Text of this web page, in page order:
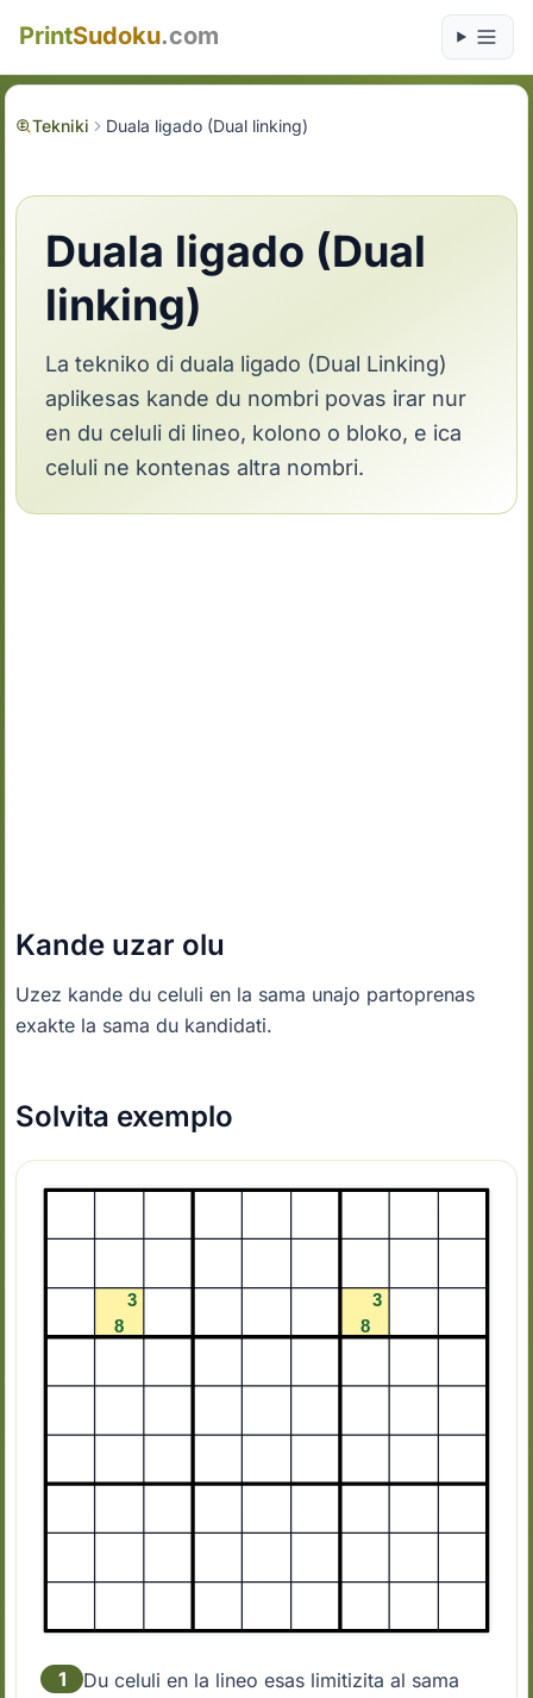
PrintSudoku.com
Tekniki Duala ligado (Dual linking)
Duala ligado (Dual
linking)
La tekniko di duala ligado (Dual Linking)
aplikesas kande du nombri povas irar nur
en du celuli di lineo, kolono o bloko, e ica
celuli ne kontenas altra nombri.
Kande uzar olu
Uzez kande du celuli en la sama unajo partoprenas
exakte la sama du kandidati.
Solvita exemplo
1
Du celuli en la lineo esas limitizita al sama